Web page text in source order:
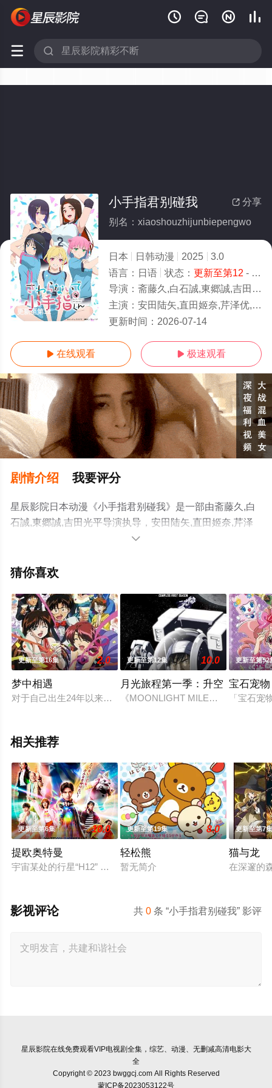
   
 
更新至第12
 分享
小手指君别碰我
别名：xiaoshouzhijunbiepengwo
日本 日韩动漫 2025
3.0
语言： 日语 状态： 更新至第12 - 免费在线观看
导演： 斋藤久,白石誠,東郷誠,吉田光平
主演： 安田陆矢,直田姬奈,芹泽优,会泽纱弥,村上真夏,青木瑠璃子
更新时间： 2026-07-14
 在线观看  极速观看
剧情介绍 我要评分
星辰影院日本动漫《小手指君别碰我》是一部由斋藤久,白
石誠,東郷誠,吉田光平导演执导，安田陆矢,直田姬奈,芹泽
优,会泽纱弥,村上真夏,青木瑠璃子等演员精彩演绎的日本动
影网，更多相关信息可移步至豆瓣动漫、电视猫或剧情网

猜你喜欢
更新至第16集 2.0
梦中相遇
对于自己出生24年以来没有女友的人生感到不安的フグ野マス
更新至第12集 10.0
月光旅程第一季：升空
《MOONLIGHT MILE》（台译《月
更新至第52
宝石宠
「宝石
相关推荐
更新至第6集 10.0
提欧奥特曼
宇宙某处的行星“H12” 这颗与地球极其相似的星球，某日遭到
更新至第19集 8.0
轻松熊
暂无简介
更新至第7
猫与龙
在深邃的
共0 条 “小手指君别碰我” 影评
影视评论
星辰影院在线免费观看VIP电视剧全集，综艺、动漫、无删减高清电影大
全
Copyright © 2023 bwggcj.com All Rights Reserved
蒙ICP备2023053122号